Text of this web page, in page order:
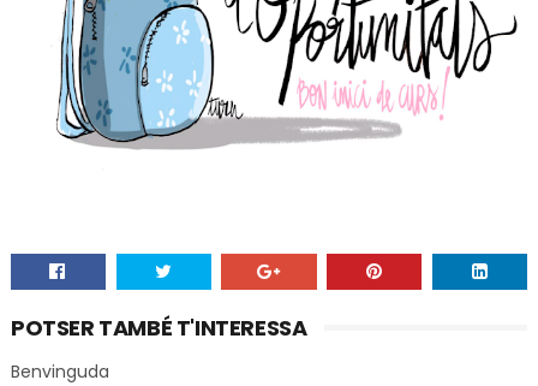
POTSER TAMBÉ T'INTERESSA
Benvinguda